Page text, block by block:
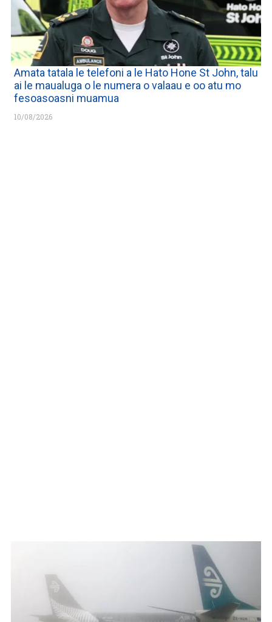
Amata tatala le telefoni a le Hato Hone St John, talu
ai le maualuga o le numera o valaau e oo atu mo
fesoasoasni muamua
10/08/2026